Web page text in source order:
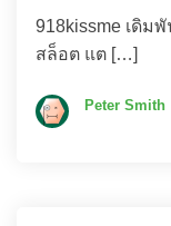
918kissme เดิม
สล็อต แต […]
Peter Smith